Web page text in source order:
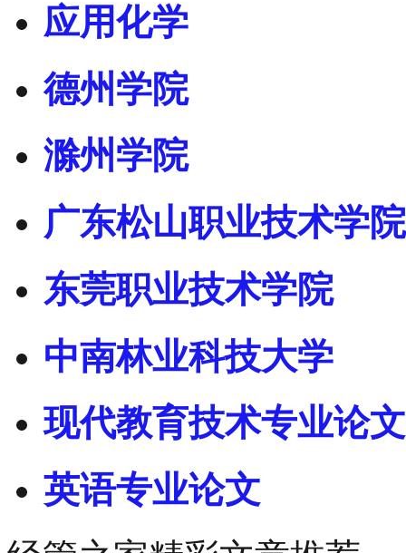
应用化学
德州学院
滁州学院
广东松山职业技术学院
东莞职业技术学院
中南林业科技大学
现代教育技术专业论文
英语专业论文